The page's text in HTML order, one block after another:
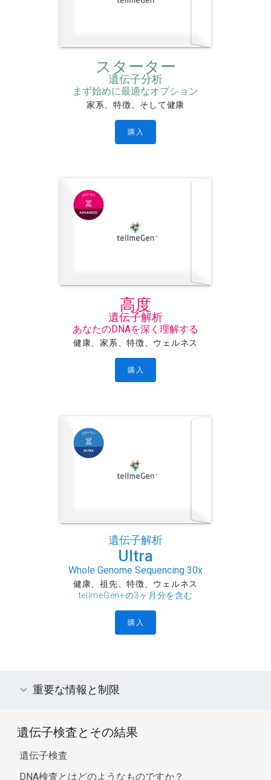
スターター
遺伝子分析
まず始めに最適なオプション
家系、特徴、そして健康
購入
高度
遺伝子解析
あなたのDNAを深く理解する
健康、家系、特徴、ウェルネス
購入
遺伝子解析
Ultra
Whole Genome Sequencing 30x
健康、祖先、特徴、ウェルネス
tellmeGen+の3ヶ月分を含む
購入
重要な情報と制限
遺伝子検査とその結果
遺伝子検査
DNA検査とはどのようなものですか？